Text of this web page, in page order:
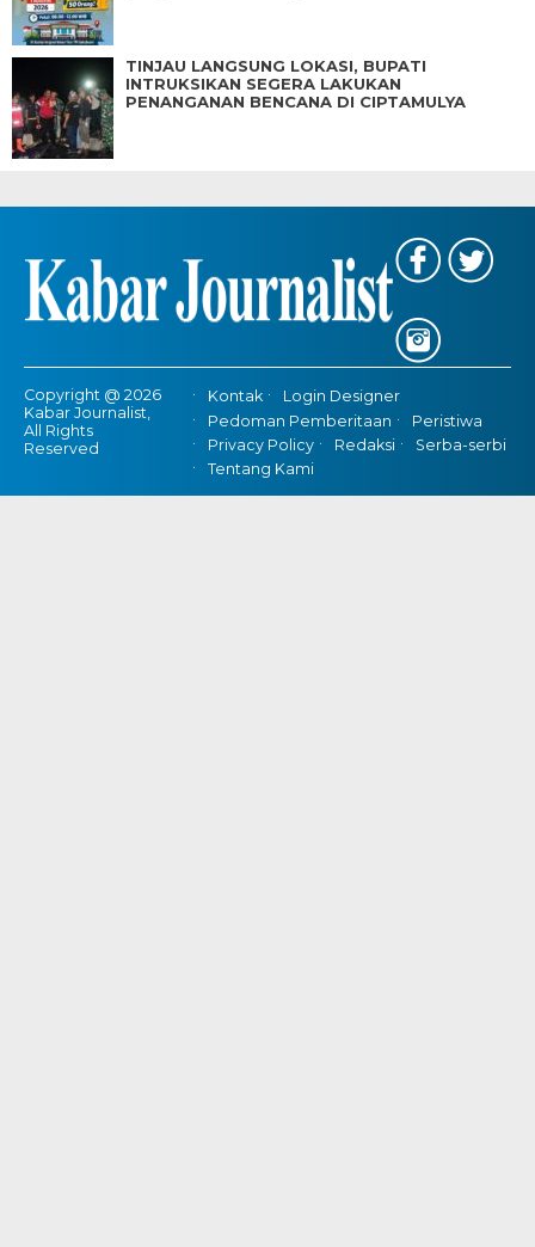
TINJAU LANGSUNG LOKASI, BUPATI
INTRUKSIKAN SEGERA LAKUKAN
PENANGANAN BENCANA DI CIPTAMULYA
Copyright @ 2026
Kabar Journalist,
All Rights
Reserved
Kontak
Login Designer
Pedoman Pemberitaan
Peristiwa
Privacy Policy
Redaksi
Serba-serbi
Tentang Kami